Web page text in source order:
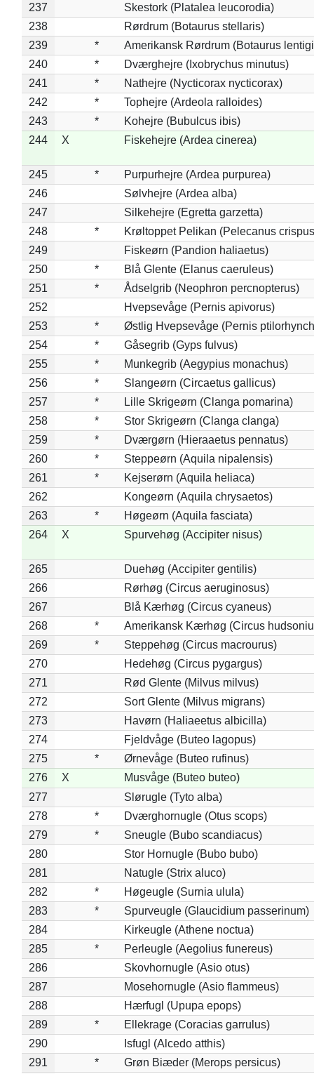
237
Skestork (Platalea leucorodia)
238
Rørdrum (Botaurus stellaris)
239
*
Amerikansk Rørdrum (Botaurus
240
*
Dværghejre (Ixobrychus minutus)
241
*
Nathejre (Nycticorax nycticorax)
242
*
Tophejre (Ardeola ralloides)
243
*
Kohejre (Bubulcus ibis)
244
X Fiskehejre (Ardea cinerea)
245 *
Purpurhejre (Ardea purpurea)
246
Sølvhejre (Ardea alba)
247
Silkehejre (Egretta garzetta)
248
*
Krøltoppet Pelikan (Pelecanus
249
Fiskeørn (Pandion haliaetus)
250
*
Blå Glente (Elanus caeruleus)
251
*
Ådselgrib (Neophron percnopterus)
252
Hvepsevåge (Pernis apivorus)
253
*
Østlig Hvepsevåge (Pernis
254
*
Gåsegrib (Gyps fulvus)
255
*
Munkegrib (Aegypius monachus)
256
*
Slangeørn (Circaetus gallicus)
257
*
Lille Skrigeørn (Clanga pomarina)
258
*
Stor Skrigeørn (Clanga clanga)
259
*
Dværgørn (Hieraaetus pennatus)
260
*
Steppeørn (Aquila nipalensis)
261
*
Kejserørn (Aquila heliaca)
262
Kongeørn (Aquila chrysaetos)
263
*
Høgeørn (Aquila fasciata)
264
X Spurvehøg (Accipiter nisus)
265
Duehøg (Accipiter gentilis)
266
Rørhøg (Circus aeruginosus)
267
Blå Kærhøg (Circus cyaneus)
268
*
Amerikansk Kærhøg (Circus
269
*
Steppehøg (Circus macrourus)
270
Hedehøg (Circus pygargus)
271
Rød Glente (Milvus milvus)
272
Sort Glente (Milvus migrans)
273
Havørn (Haliaeetus albicilla)
274
Fjeldvåge (Buteo lagopus)
275
*
Ørnevåge (Buteo rufinus)
276
X
Musvåge (Buteo buteo)
277
Slørugle (Tyto alba)
278
*
Dværghornugle (Otus scops)
279
*
Sneugle (Bubo scandiacus)
280
Stor Hornugle (Bubo bubo)
281
Natugle (Strix aluco)
282
*
Høgeugle (Surnia ulula)
283
*
Spurveugle (Glaucidium passerinum)
284
Kirkeugle (Athene noctua)
285
*
Perleugle (Aegolius funereus)
286
Skovhornugle (Asio otus)
287
Mosehornugle (Asio flammeus)
288
Hærfugl (Upupa epops)
289
*
Ellekrage (Coracias garrulus)
290
Isfugl (Alcedo atthis)
291
*
Grøn Biæder (Merops persicus)